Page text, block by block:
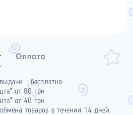
Оплата
- бесплатно
от 80 грн
от 40 грн
товаров в течении 14 дней